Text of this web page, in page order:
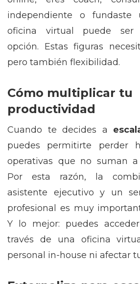
independiente o fundaste
oficina virtual puede ser
opción. Estas figuras
pero también flexibilidad.
Cómo multiplicar tu
productividad
Cuando te decides a
puedes permitirte perder
operativas que no suman
Por esta razón, la
asistente ejecutivo y un
profesional es muy
Y lo mejor: puedes
través de una oficina
personal in-house ni afectar